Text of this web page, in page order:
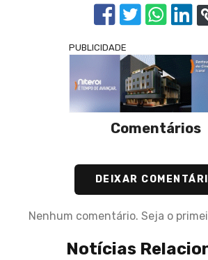
PUBLICIDADE
Comentários
DEIXAR
Nenhum comentário. Seja o
Notícias